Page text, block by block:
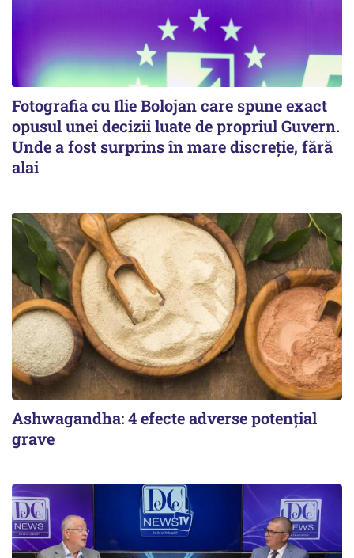
Fotografia cu Ilie Bolojan care spune exact
opusul unei decizii luate de propriul Guvern.
Unde a fost surprins în mare discreție, fără
alai
Ashwagandha: 4 efecte adverse potențial
grave